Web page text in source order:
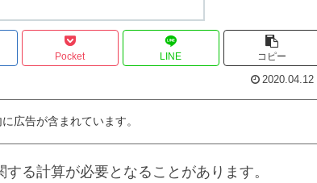
Pocket LINE コピー
2020.04.12
広告が含まれています。
る計算が必要となることがあります。